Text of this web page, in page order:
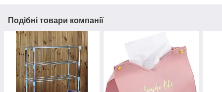
Подібні товари компанії